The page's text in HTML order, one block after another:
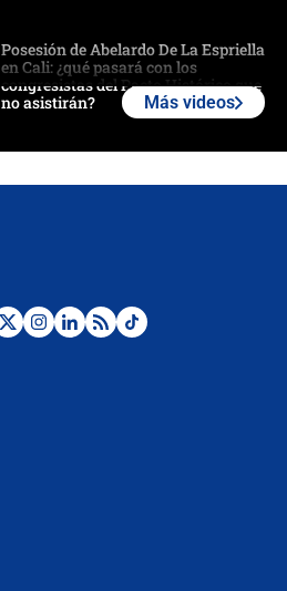
Posesión de Abelardo De La Espriella
en Cali: ¿qué pasará con los
congresistas del Pacto Histórico que
no asistirán?
¿Por qué De la Espriella gobernará
Más videos